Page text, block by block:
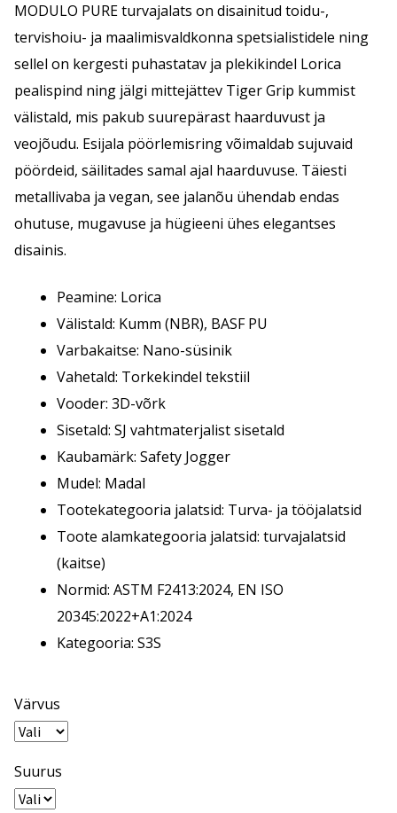
MODULO PURE turvajalats on disainitud toidu-,
tervishoiu- ja maalimisvaldkonna spetsialistidele ning
sellel on kergesti puhastatav ja plekikindel Lorica
pealispind ning jälgi mittejättev Tiger Grip kummist
välistald, mis pakub suurepärast haarduvust ja
veojõudu. Esijala pöörlemisring võimaldab sujuvaid
pöördeid, säilitades samal ajal haarduvuse. Täiesti
metallivaba ja vegan, see jalanõu ühendab endas
ohutuse, mugavuse ja hügieeni ühes elegantses
disainis.
Peamine: Lorica
Välistald: Kumm (NBR), BASF PU
Varbakaitse: Nano-süsinik
Vahetald: Torkekindel tekstiil
Vooder: 3D-võrk
Sisetald: SJ vahtmaterjalist sisetald
Kaubamärk: Safety Jogger
Mudel: Madal
Tootekategooria jalatsid: Turva- ja tööjalatsid
Toote alamkategooria jalatsid: turvajalatsid
(kaitse)
Normid: ASTM F2413:2024, EN ISO
20345:2022+A1:2024
Kategooria: S3S
Värvus
Suurus